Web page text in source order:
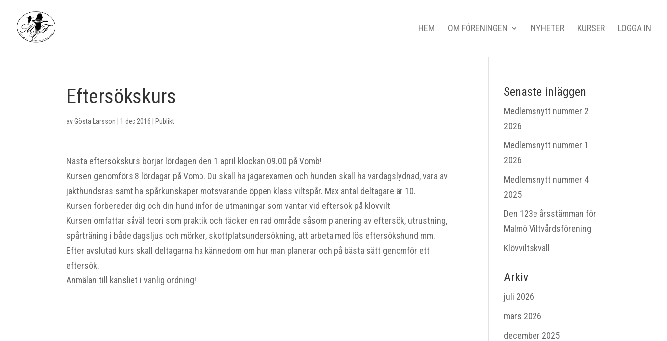
HEM OM FÖRENINGEN NYHETER KURSER LOGGA IN
Eftersökskurs
avGösta Larsson 1 dec 2016 Publikt
Nästa eftersökskurs börjar lördagen den 1 april klockan 09.00 på Vomb!
Kursen genomförs 8 lördagar på Vomb. Du skall ha jägarexamen och hunden skall ha vardagslydnad, vara av
jakthundsras samt ha spårkunskaper motsvarande öppen klass viltspår. Max antal deltagare är 10.
Kursen förbereder dig och din hund inför de utmaningar som väntar vid eftersök på klövvilt
Kursen omfattar såväl teori som praktik och täcker en rad område såsom planering av eftersök, utrustning,
spårträning i både dagsljus och mörker, skottplatsundersökning, att arbeta med lös eftersökshund mm.
Efter avslutad kurs skall deltagarna ha kännedom om hur man planerar och på bästa sätt genomför ett
eftersök.
Anmälan till kansliet i vanlig ordning!
Senaste inläggen
Medlemsnytt nummer 2
2026
Medlemsnytt nummer 1
2026
Medlemsnytt nummer 4
2025
Den 123e årsstämman för
Malmö Viltvårdsförening
Klövviltskväll
Arkiv
juli 2026
mars 2026
december 2025